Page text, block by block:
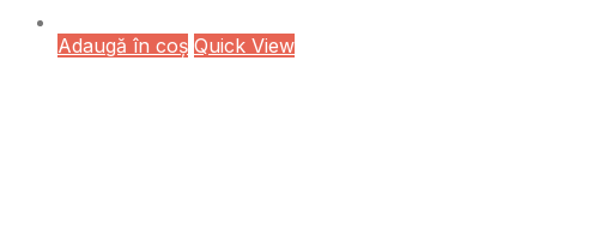
Adaugă în coș Quick View